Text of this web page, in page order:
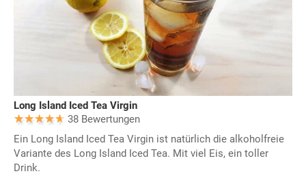
Long Island Iced Tea Virgin
38 Bewertungen
Ein Long Island Iced Tea Virgin ist natürlich die alkoholfreie
Variante des Long Island Iced Tea. Mit viel Eis, ein toller
Drink.